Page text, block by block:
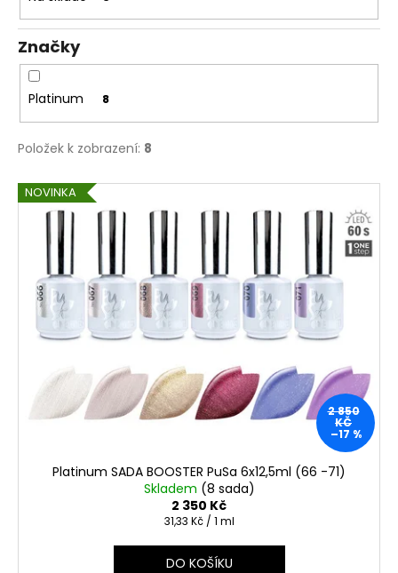
ů
Značky
Platinum 8
Položek k zobrazení: 8
VNOVINKA
2 850
KČ
–17 %
Platinum SADA BOOSTER PuSa 6x12,5ml (66 -71)
Skladem (8 sada)
2 350 Kč
Měrná
31,33 Kč / 1 ml
DO KOŠÍKU
a
j
í
?
HLEDAT